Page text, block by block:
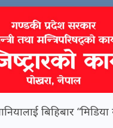
बिहिबार